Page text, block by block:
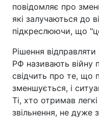
повідомляє про
які залучаються до
підкреслюючи, що
Рішення
РФ називають війну
свідчить про те, що
зменшується, і
Ті, хто отримав
звільнення, не дуже